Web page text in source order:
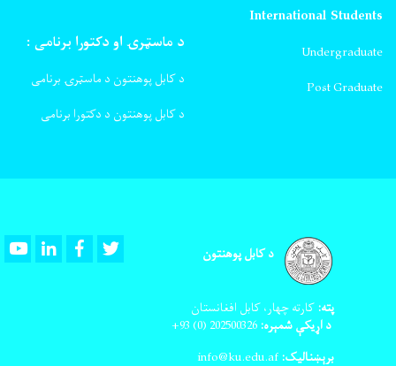
International Students
Undergraduate
Post Graduate
د ماسټرۍ او دکتورا برنامی :
د کابل پوهنتون د ماسټرۍ برنامی
د کابل پوهنتون د دکتورا برنامی
د کابل پوهنتون YoutubeLinkedInFacebook
پته: کارته چهار، کابل افغانستان
د اړیکې شمېره: 202500326
(0) 93+
برېښنالیک: